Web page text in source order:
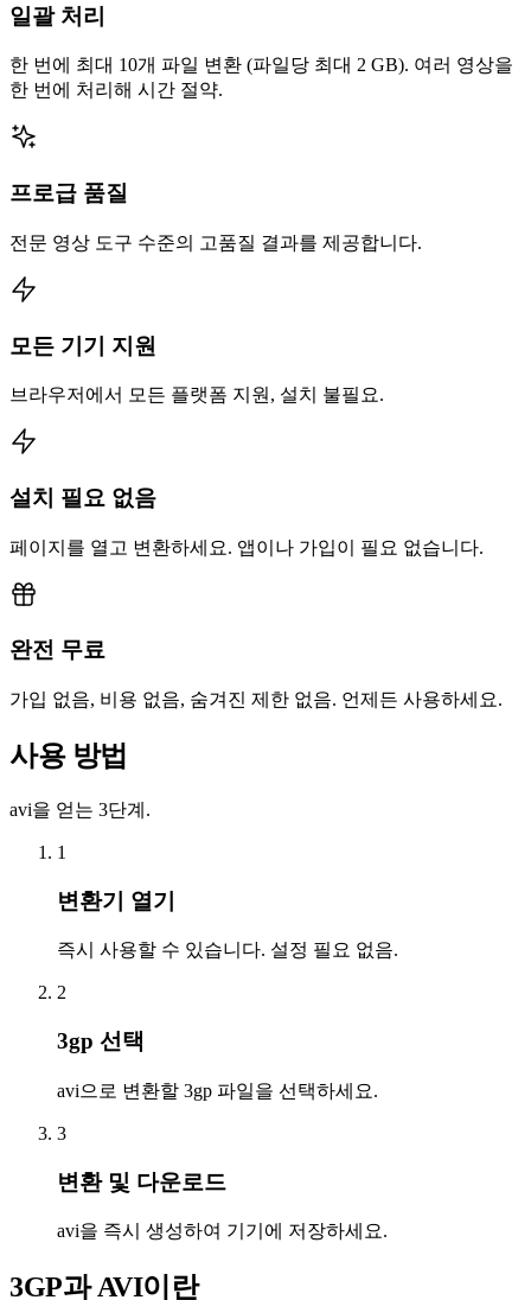
일괄 처리
한 번에 최대 10개 파일 변환 (파일당 최대 2 GB). 여러 영상을
한 번에 처리해 시간 절약.
프로급 품질
전문 영상 도구 수준의 고품질 결과를 제공합니다.
모든 기기 지원
브라우저에서 모든 플랫폼 지원, 설치 불필요.
설치 필요 없음
페이지를 열고 변환하세요. 앱이나 가입이 필요 없습니다.
완전 무료
가입 없음, 비용 없음, 숨겨진 제한 없음. 언제든 사용하세요.
사용 방법
avi을 얻는 3단계.
1
변환기 열기
즉시 사용할 수 있습니다. 설정 필요 없음.
2
3gp 선택
avi으로 변환할 3gp 파일을 선택하세요.
3
변환 및 다운로드
avi을 즉시 생성하여 기기에 저장하세요.
3GP과 AVI이란